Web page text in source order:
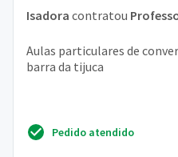
Isadora contratou
Aulas particulares de
barra da tijuca
Pedido atendido